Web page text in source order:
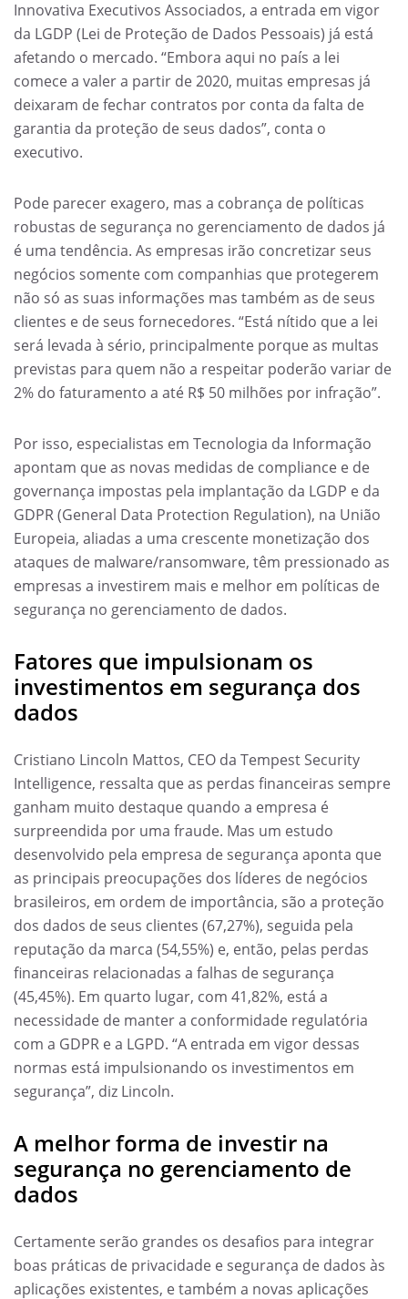
Innovativa Executivos Associados, a entrada em vigor
da LGDP (Lei de Proteção de Dados Pessoais) já está
afetando o mercado. “Embora aqui no país a lei
comece a valer a partir de 2020, muitas empresas já
deixaram de fechar contratos por conta da falta de
garantia da proteção de seus dados”, conta o
executivo.
Pode parecer exagero, mas a cobrança de políticas
robustas de segurança no gerenciamento de dados já
é uma tendência. As empresas irão concretizar seus
negócios somente com companhias que protegerem
não só as suas informações mas também as de seus
clientes e de seus fornecedores. “Está nítido que a lei
será levada à sério, principalmente porque as multas
previstas para quem não a respeitar poderão variar de
2% do faturamento a até R$ 50 milhões por infração”.
Por isso, especialistas em Tecnologia da Informação
apontam que as novas medidas de compliance e de
governança impostas pela implantação da LGDP e da
GDPR (General Data Protection Regulation), na União
Europeia, aliadas a uma crescente monetização dos
ataques de malware/ransomware, têm pressionado as
empresas a investirem mais e melhor em políticas de
segurança no gerenciamento de dados.
Fatores que impulsionam os
investimentos em segurança dos
dados
Cristiano Lincoln Mattos, CEO da Tempest Security
Intelligence, ressalta que as perdas financeiras sempre
ganham muito destaque quando a empresa é
surpreendida por uma fraude. Mas um estudo
desenvolvido pela empresa de segurança aponta que
as principais preocupações dos líderes de negócios
brasileiros, em ordem de importância, são a proteção
dos dados de seus clientes (67,27%), seguida pela
reputação da marca (54,55%) e, então, pelas perdas
financeiras relacionadas a falhas de segurança
(45,45%). Em quarto lugar, com 41,82%, está a
necessidade de manter a conformidade regulatória
com a GDPR e a LGPD. “A entrada em vigor dessas
normas está impulsionando os investimentos em
segurança”, diz Lincoln.
A melhor forma de investir na
segurança no gerenciamento de
dados
Certamente serão grandes os desafios para integrar
boas práticas de privacidade e segurança de dados às
aplicações existentes, e também a novas aplicações